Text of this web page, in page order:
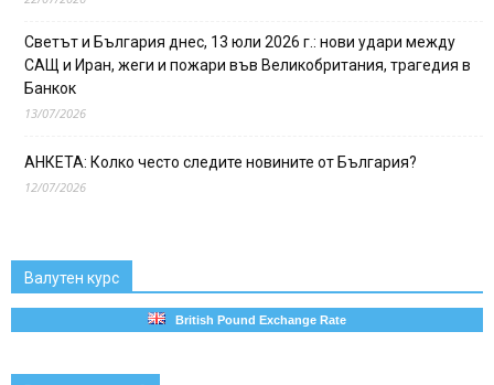
Светът и България днес, 13 юли 2026 г.: нови удари между
САЩ и Иран, жеги и пожари във Великобритания, трагедия в
Банкок
13/07/2026
АНКЕТА: Колко често следите новините от България?
12/07/2026
Валутен курс
British Pound Exchange Rate